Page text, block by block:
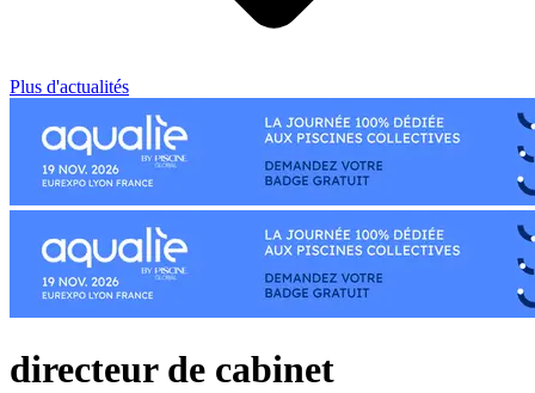
Plus d'actualités
directeur de cabinet